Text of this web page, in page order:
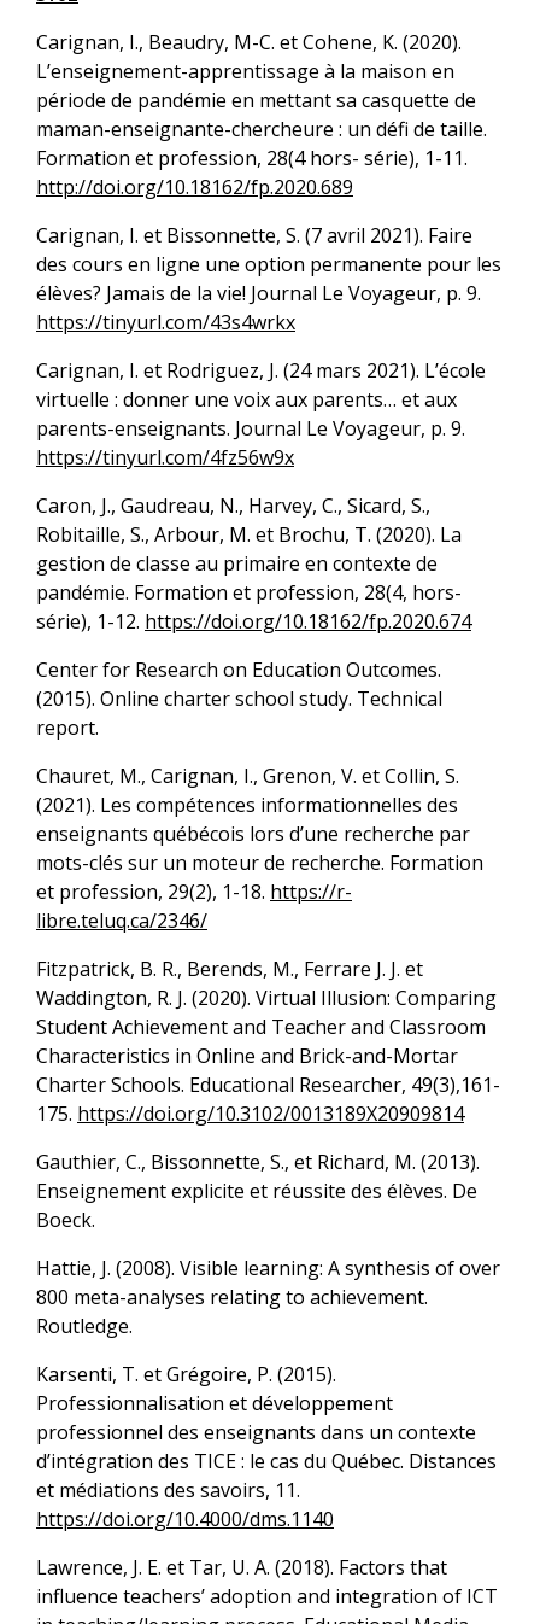
Carignan, I., Beaudry, M-C. et Cohene, K. (2020).
L’enseignement-apprentissage à la maison en
période de pandémie en mettant sa casquette de
maman-enseignante-chercheure : un défi de taille.
Formation et profession, 28(4 hors- série), 1-11.
http://doi.org/10.18162/fp.2020.689
Carignan, I. et Bissonnette, S. (7 avril 2021). Faire
des cours en ligne une option permanente pour les
élèves? Jamais de la vie! Journal Le Voyageur, p. 9.
https://tinyurl.com/43s4wrkx
Carignan, I. et Rodriguez, J. (24 mars 2021). L’école
virtuelle : donner une voix aux parents… et aux
parents-enseignants. Journal Le Voyageur, p. 9.
https://tinyurl.com/4fz56w9x
Caron, J., Gaudreau, N., Harvey, C., Sicard, S.,
Robitaille, S., Arbour, M. et Brochu, T. (2020). La
gestion de classe au primaire en contexte de
pandémie. Formation et profession, 28(4, hors-
série), 1-12. https://doi.org/10.18162/fp.2020.674
Center for Research on Education Outcomes.
(2015). Online charter school study. Technical
report.
Chauret, M., Carignan, I., Grenon, V. et Collin, S.
(2021). Les compétences informationnelles des
enseignants québécois lors d’une recherche par
mots-clés sur un moteur de recherche. Formation
et profession, 29(2), 1-18. https://r-
libre.teluq.ca/2346/
Fitzpatrick, B. R., Berends, M., Ferrare J. J. et
Waddington, R. J. (2020). Virtual Illusion: Comparing
Student Achievement and Teacher and Classroom
Characteristics in Online and Brick-and-Mortar
Charter Schools. Educational Researcher, 49(3),161-
175. https://doi.org/10.3102/0013189X20909814
Gauthier, C., Bissonnette, S., et Richard, M. (2013).
Enseignement explicite et réussite des élèves. De
Boeck.
Hattie, J. (2008). Visible learning: A synthesis of over
800 meta-analyses relating to achievement.
Routledge.
Karsenti, T. et Grégoire, P. (2015).
Professionnalisation et développement
professionnel des enseignants dans un contexte
d’intégration des TICE : le cas du Québec. Distances
et médiations des savoirs, 11.
https://doi.org/10.4000/dms.1140
Lawrence, J. E. et Tar, U. A. (2018). Factors that
influence teachers’ adoption and integration of ICT